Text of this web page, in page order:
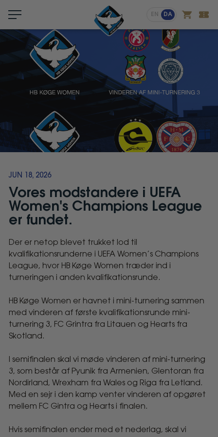
DA
EN
JUN 18, 2026
Vores modstandere i UEFA
Women's Champions League
er fundet.
Vores
modstandere
UEFA
Women's
Champions
League
er
fundet.
Der er netop blevet trukket lod til
kvalifikationsrunderne i UEFA Women’s Champions
League, hvor HB Køge Women træder ind i
turneringen i anden kvalifikationsrunde.
HB Køge Women er havnet i mini-turnering sammen
med vinderen af første kvalifikationsrunde mini-
turnering 3, FC Grintra fra Litauen og Hearts fra
Skotland.
I semifinalen skal vi møde vinderen af mini-turnering
3, som består af Pyunik fra Armenien, Glentoran fra
Nordirland, Wrexham fra Wales og Riga fra Letland.
Med en sejr i den kamp venter vinderen af opgøret
mellem FC Gintra og Hearts i finalen.
Hvis semifinalen ender med et nederlag, skal vi